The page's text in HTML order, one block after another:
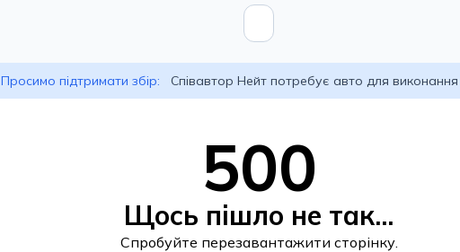
Просимо підтримати збір: Співавтор Нейт потребує авто для
500
Щось пішло не так...
Спробуйте перезавантажити сторінку.